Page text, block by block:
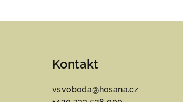
Kontakt
vsvoboda@hosana.cz